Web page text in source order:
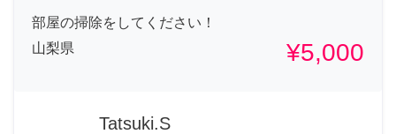
部屋の掃除をしてください！
山梨県
¥5,000
Tatsuki.S